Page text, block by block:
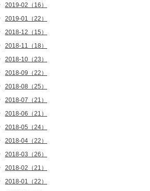
2019-02（16）
2019-01（22）
2018-12（15）
2018-11（18）
2018-10（23）
2018-09（22）
2018-08（25）
2018-07（21）
2018-06（21）
2018-05（24）
2018-04（22）
2018-03（26）
2018-02（21）
2018-01（22）